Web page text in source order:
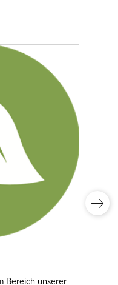
Bereich unserer